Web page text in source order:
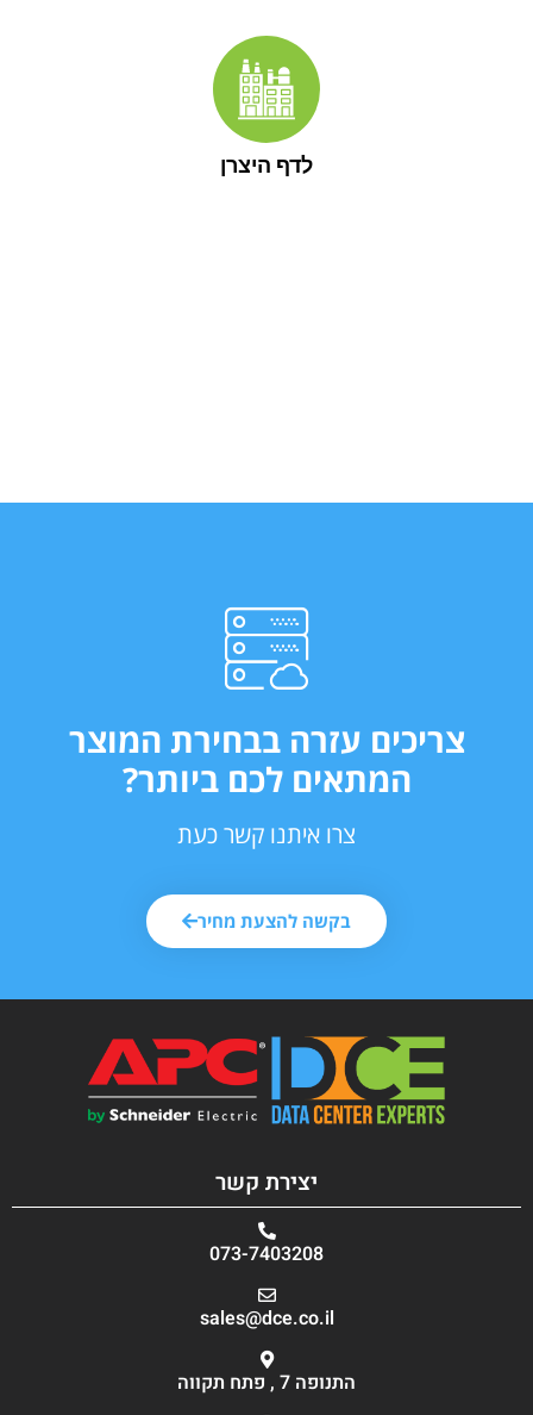
לדף היצרן
צריכים עזרה בבחירת המוצר
המתאים לכם ביותר?
צרו איתנו קשר כעת
בקשה להצעת מחיר
יצירת קשר
073-7403208
sales@dce.co.il
התנופה 7 , פתח תקווה